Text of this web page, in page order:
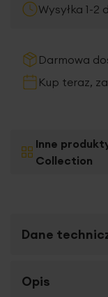
Wysyłka 1-2
Darmowa
Kup teraz,
Inne
Collection
Dane
Więcej
informacji
SKU
Opis